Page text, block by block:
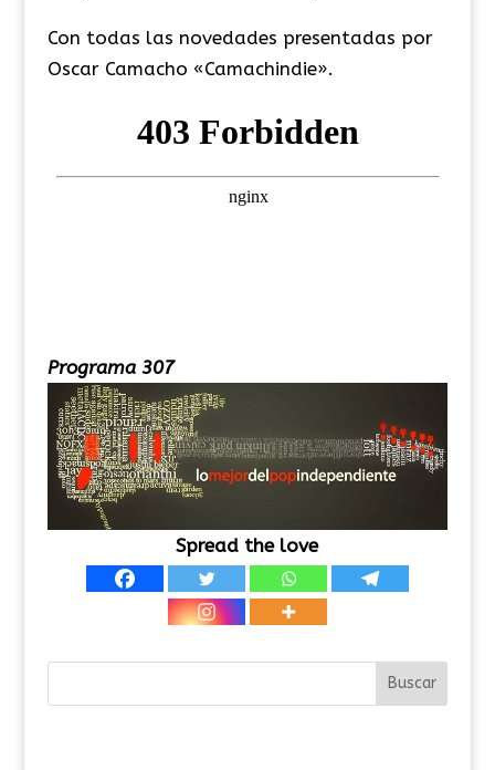
Con todas las novedades presentadas por
Oscar Camacho «Camachindie».
Programa 307
Spread the love